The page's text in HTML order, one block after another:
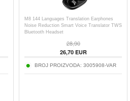
M8 144 Languages Translation Earphones
Noise Reduction Smart Voice Translator TWS
Bluetooth Headset
28,90
26,70EUR
BROJ PROIZVODA: 3005908-VAR